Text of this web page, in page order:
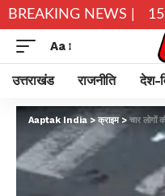
BREAKING NEWS |
ने छोड़े घर 15 अगस्त
Aa
उत्तराखंड राजनीति देश-
Aaptak India >क्राइम> चार लोगों